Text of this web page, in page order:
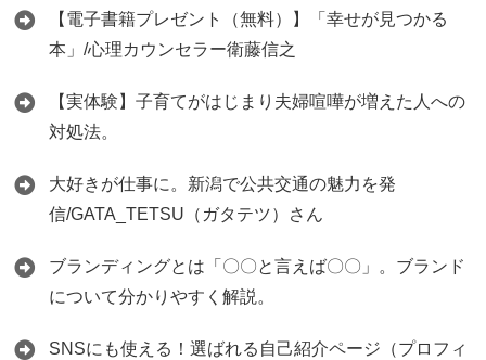
【電子書籍プレゼント（無料）】「幸せが見つかる
本」/心理カウンセラー衛藤信之
【実体験】子育てがはじまり夫婦喧嘩が増えた人への
対処法。
大好きが仕事に。新潟で公共交通の魅力を発
信/GATA_TETSU（ガタテツ）さん
ブランディングとは「〇〇と言えば〇〇」。ブランド
について分かりやすく解説。
SNSにも使える！選ばれる自己紹介ページ（プロフィ